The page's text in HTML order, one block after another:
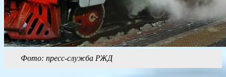
Фото: пресс-служба РЖД